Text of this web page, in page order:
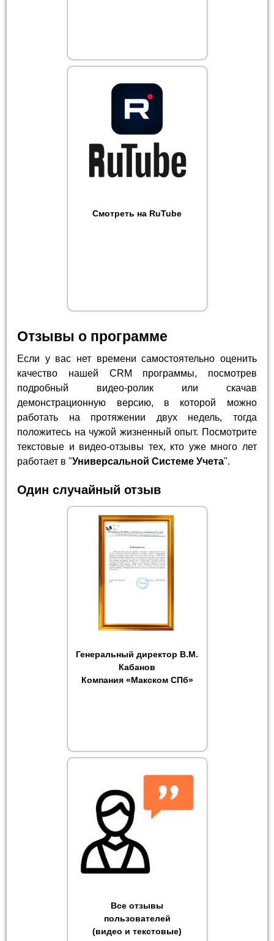
Смотреть на RuTube
Отзывы о программе
Если у вас нет времени самостоятельно оценить
качество нашей CRM программы, посмотрев
подробный видео-ролик или скачав
демонстрационную версию, в которой можно
работать на протяжении двух недель, тогда
положитесь на чужой жизненный опыт. Посмотрите
текстовые и видео-отзывы тех, кто уже много лет
работает в "Универсальной Системе Учета".
Один случайный отзыв
Генеральный директор В.М.
Кабанов
Компания «Макском СПб»
Все отзывы
пользователей
(видео и текстовые)